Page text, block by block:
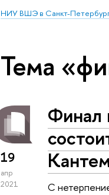
НИУ ВШЭ в Санкт-
Тема
19
апр
2021
Финал
С